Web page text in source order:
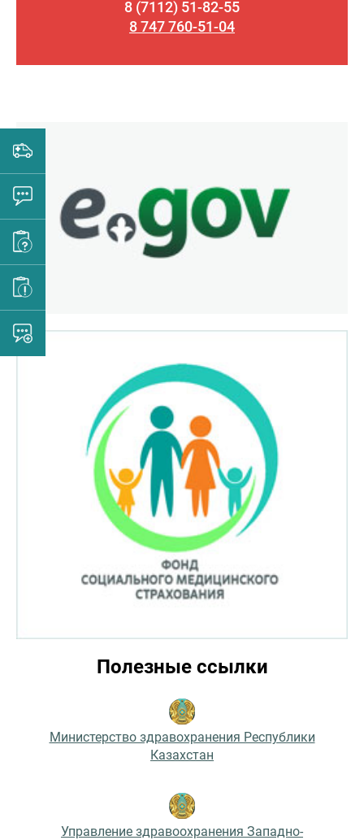
8 (7112) 51-82-55
8 747 760-51-04
Полезные ссылки
Министерство здравохранения Республики
Казахстан
Управление здравоохранения Западно-